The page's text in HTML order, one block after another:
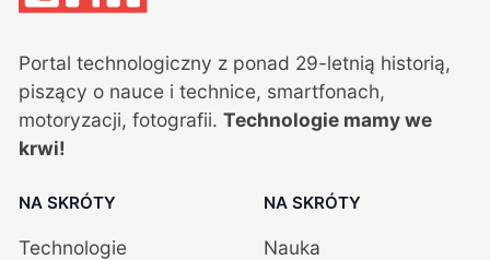
Portal technologiczny z ponad 29-letnią historią,
piszący o nauce i technice, smartfonach,
motoryzacji, fotografii. Technologie mamy we
krwi!
NA SKRÓTY
Technologie
NA SKRÓTY
Nauka